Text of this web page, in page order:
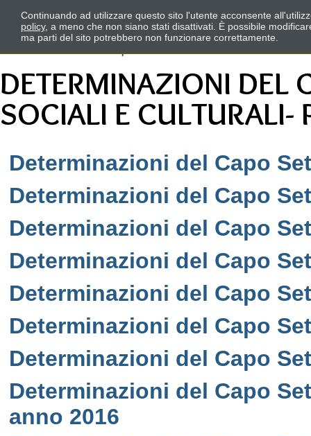
DETERMINAZIONI DEL
SOCIALI E CULTURALI-
Determinazioni del Capo
Determinazioni del Capo
Determinazioni del Capo
Determinazioni del Capo
Determinazioni del Capo
Determinazioni del Capo
Determinazioni del Capo
Determinazioni del Capo
anno 2016
Continuando ad utilizzare questo sito l'utente acconsente
policy, a meno che non siano stati disattivati. È possibile
ma parti del sito potrebbero non funzionare correttamente.